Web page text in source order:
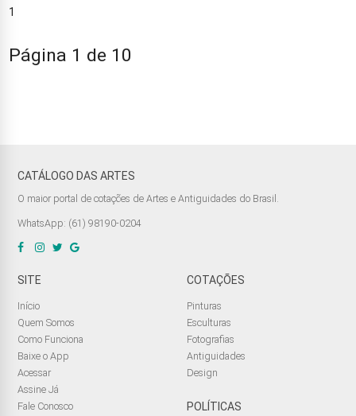
1
Página 1 de 10
CATÁLOGO DAS ARTES
O maior portal de cotações de Artes e Antiguidades do Brasil.
WhatsApp: (61) 98190-0204
SITE
Início
Quem Somos
Como Funciona
Baixe o App
Acessar
Assine Já
Fale Conosco
COTAÇÕES
Pinturas
Esculturas
Fotografias
Antiguidades
Design
POLÍTICAS